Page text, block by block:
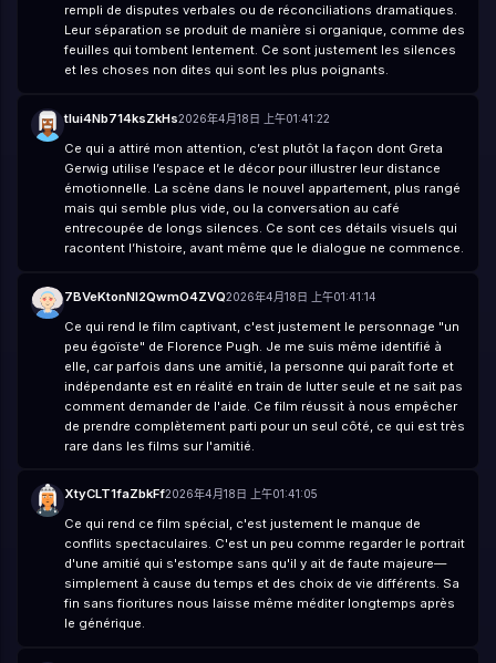
rempli de disputes verbales ou de réconciliations dramatiques.
Leur séparation se produit de manière si organique, comme des
feuilles qui tombent lentement. Ce sont justement les silences
et les choses non dites qui sont les plus poignants.
tlui4Nb714ksZkHs2026年4月18日 上午01:41:22
Ce qui a attiré mon attention, c’est plutôt la façon dont Greta
Gerwig utilise l’espace et le décor pour illustrer leur distance
émotionnelle. La scène dans le nouvel appartement, plus rangé
mais qui semble plus vide, ou la conversation au café
entrecoupée de longs silences. Ce sont ces détails visuels qui
racontent l’histoire, avant même que le dialogue ne commence.
7BVeKtonNl2QwmO4ZVQ2026年4月18日 上午01:41:14
Ce qui rend le film captivant, c'est justement le personnage "un
peu égoïste" de Florence Pugh. Je me suis même identifié à
elle, car parfois dans une amitié, la personne qui paraît forte et
indépendante est en réalité en train de lutter seule et ne sait pas
comment demander de l'aide. Ce film réussit à nous empêcher
de prendre complètement parti pour un seul côté, ce qui est très
rare dans les films sur l'amitié.
XtyCLT1faZbkFf2026年4月18日 上午01:41:05
Ce qui rend ce film spécial, c'est justement le manque de
conflits spectaculaires. C'est un peu comme regarder le portrait
d'une amitié qui s'estompe sans qu'il y ait de faute majeure—
simplement à cause du temps et des choix de vie différents. Sa
fin sans fioritures nous laisse même méditer longtemps après
le générique.